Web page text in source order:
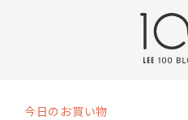
今日のお買い物